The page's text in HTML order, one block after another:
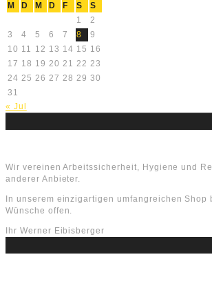
M
D M D F S
S
1
2
3
4 5 6 7 8
9
10 11 12 13 14 15 16
17 18 19 20 21 22 23
24 25 26 27 28 29 30
31
« Jul
Wir vereinen Arbeitssicherheit, Hygiene und
anderer Anbieter.
In unserem einzigartigen umfangreichen Shop
Wünsche offen.
Ihr Werner Eibisberger